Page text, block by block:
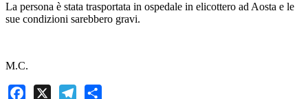
La persona è stata trasportata in ospedale in elicottero ad Aosta e le
sue condizioni sarebbero gravi.
M.C.